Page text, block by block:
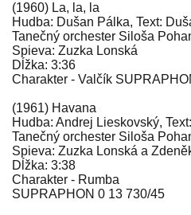
(1960) La, la, la
Hudba: Dušan Pálka, Text:
Tanečný orchester Siloša
Spieva: Zuzka Lonská
Dĺžka: 3:36
Charakter - Valčík
(1961) Havana
Hudba: Andrej Lieskovský,
Tanečný orchester Siloša
Spieva: Zuzka Lonská a
Dĺžka: 3:38
Charakter - Rumba
SUPRAPHON 0 13 730/45